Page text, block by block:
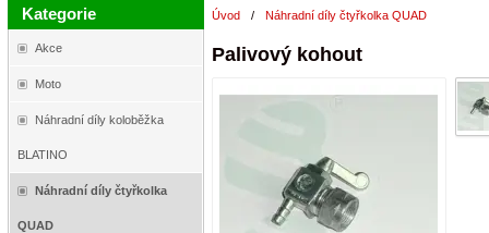
Kategorie
Akce
Moto
Náhradní díly koloběžka
BLATINO
Náhradní díly čtyřkolka
QUAD
Úvod / Náhradní díly čtyřkolka QUAD
Palivový kohout